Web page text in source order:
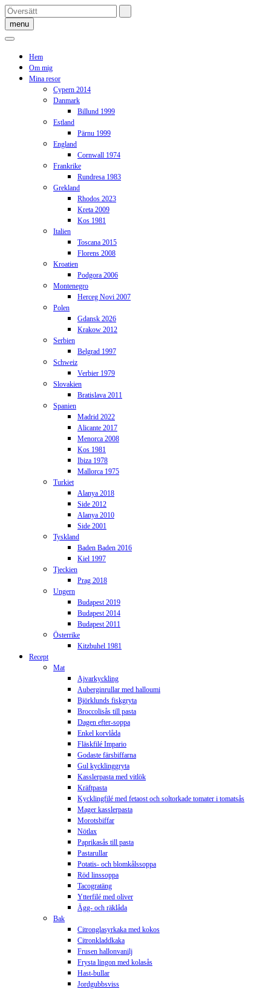
Skip
to
content
menu
Hem
Om mig
Mina resor
Cypern 2014
Danmark
Billund 1999
Estland
Pärnu 1999
England
Cornwall 1974
Frankrike
Rundresa 1983
Grekland
Rhodos 2023
Kreta 2009
Kos 1981
Italien
Toscana 2015
Florens 2008
Kroatien
Podgora 2006
Montenegro
Herceg Novi 2007
Polen
Gdansk 2026
Krakow 2012
Serbien
Belgrad 1997
Schweiz
Verbier 1979
Slovakien
Bratislava 2011
Spanien
Madrid 2022
Alicante 2017
Menorca 2008
Kos 1981
Ibiza 1978
Mallorca 1975
Turkiet
Alanya 2018
Side 2012
Alanya 2010
Side 2001
Tyskland
Baden Baden 2016
Kiel 1997
Tjeckien
Prag 2018
Ungern
Budapest 2019
Budapest 2014
Budapest 2011
Österrike
Kitzbuhel 1981
Recept
Mat
Ajvarkyckling
Auberginrullar med halloumi
Björklunds fiskgryta
Broccolisås till pasta
Dagen efter-soppa
Enkel korvlåda
Fläskfilé Impario
Godaste färsbiffarna
Gul kycklinggryta
Kasslerpasta med vitlök
Kräftpasta
Kycklingfilé med fetaost och soltorkade tomater i tomatsås
Mager kasslerpasta
Morotsbiffar
Nötlax
Paprikasås till pasta
Pastarullar
Potatis- och blomkålssoppa
Röd linssoppa
Tacogratäng
Ytterfilé med oliver
Ägg- och räklåda
Bak
Citronglasyrkaka med kokos
Citronkladdkaka
Frusen hallonvanilj
Frysta lingon med kolasås
Hast-bullar
Jordgubbsviss